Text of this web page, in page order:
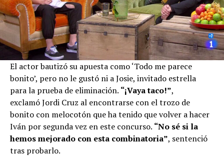
El actor bautizó su apuesta como ‘Todo me parece
bonito’, pero no le gustó ni a Josie, invitado estrella
para la prueba de eliminación. “¡Vaya taco!”,
exclamó Jordi Cruz al encontrarse con el trozo de
bonito con melocotón que ha tenido que volver a hacer
Iván por segunda vez en este concurso. “No sé si la
hemos mejorado con esta combinatoria”, sentenció
tras probarlo.